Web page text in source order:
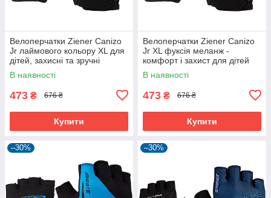
Велоперчатки Ziener Canizo
Jr лаймового кольору XL для
дітей, захисні та зручні
В наявності
473 ₴ 676 ₴
Купити
Велоперчатки Ziener Canizo
Jr XL фуксія меланж -
комфорт і захист для дітей
В наявності
473 ₴ 676 ₴
Купити
–30% –30%